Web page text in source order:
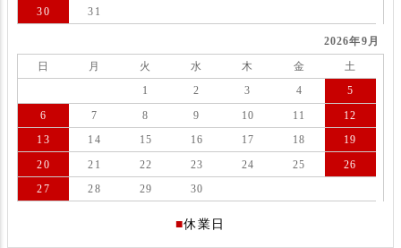
30
31
2026年9月
日 月 火 水 木 金
土
1
2 3 4
5
6
7 8 9 10 11
12
13
14 15 16 17 18
19
20
21 22 23 24 25
26
27
28 29 30
■休業日